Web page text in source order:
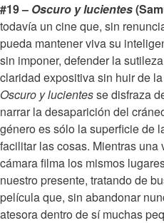
#19 – Oscuro y lucientes
todavía un cine que, sin
pueda mantener viva su
sin imponer, defender la
claridad expositiva sin huir de
Oscuro y lucientesse disfraza
narrar la desaparición del
género es sólo la superficie de
facilitar las cosas. Mientras
cámara filma los mismos
nuestro presente, tratando de
película que, sin abandonar
atesora dentro de sí muchas